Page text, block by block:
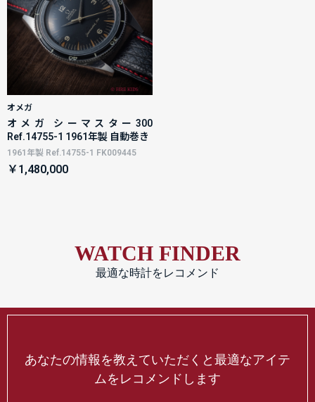
オメガ
オメガ シーマスター300
Ref.14755-1 1961年製 自動巻き
1961年製 Ref.14755-1 FK009445
￥1,480,000
WATCH FINDER
最適な時計をレコメンド
あなたの情報を教えていただくと最適なアイテ
ムをレコメンドします